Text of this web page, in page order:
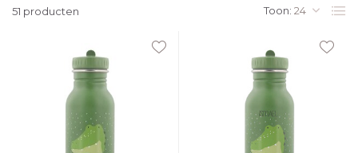
51 producten Toon: